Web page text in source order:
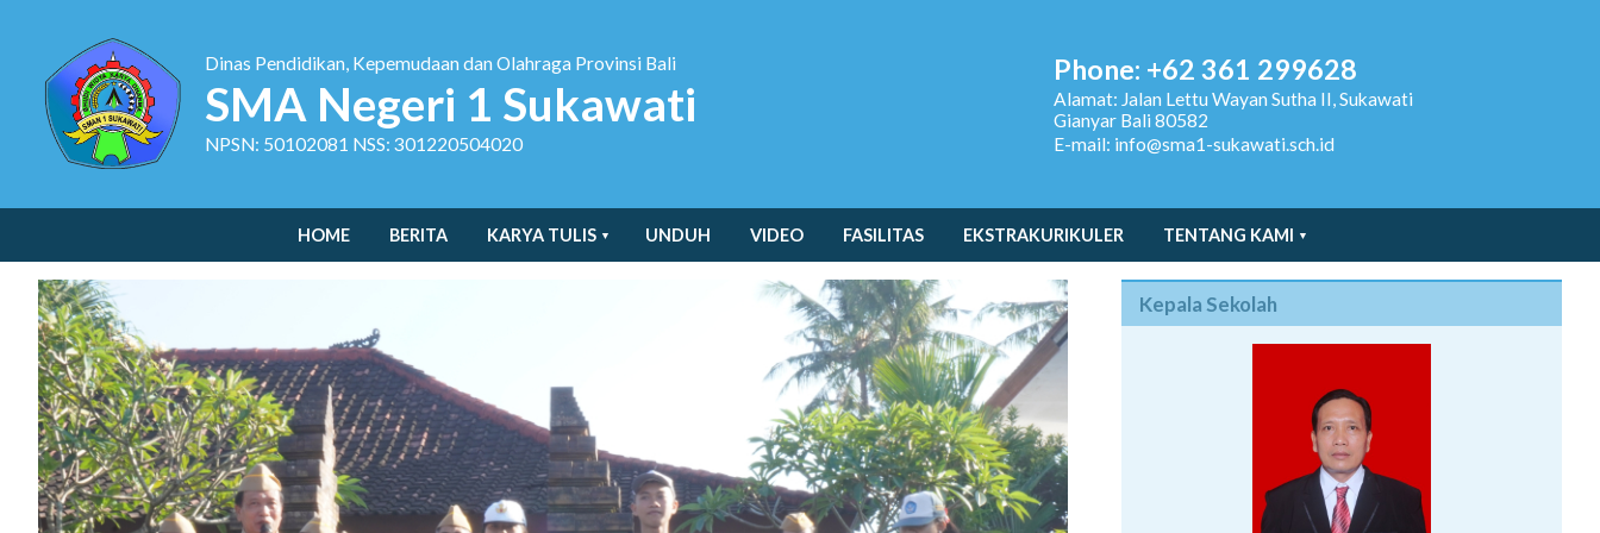
Dinas Pendidikan, Kepemudaan dan Olahraga Provinsi Bali
SMA Negeri 1 Sukawati
NPSN: 50102081 NSS: 301220504020
Phone: +62 361 299628
Alamat: Jalan Lettu Wayan Sutha II, Sukawati
Gianyar Bali 80582
E-mail: info@sma1-sukawati.sch.id
HOME BERITA KARYA TULIS UNDUH VIDEO FASILITAS EKSTRAKURIKULER TENTANG KAMI
Kepala Sekolah